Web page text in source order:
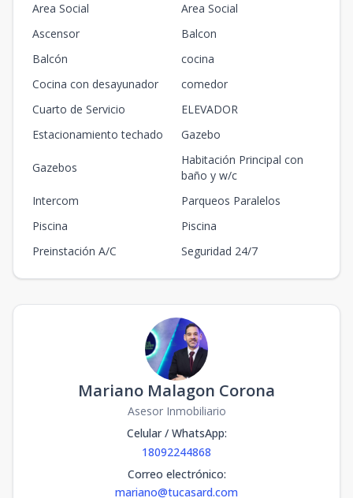
Area Social
Area Social
Ascensor
Balcon
Balcón
cocina
Cocina con desayunador
comedor
Cuarto de Servicio
ELEVADOR
Estacionamiento techado
Gazebo
Gazebos
Habitación Principal con
baño y w/c
Intercom
Parqueos Paralelos
Piscina
Piscina
Preinstación A/C
Seguridad 24/7
Mariano Malagon Corona
Asesor Inmobiliario
Celular / WhatsApp:
18092244868
Correo electrónico:
mariano@tucasard.com